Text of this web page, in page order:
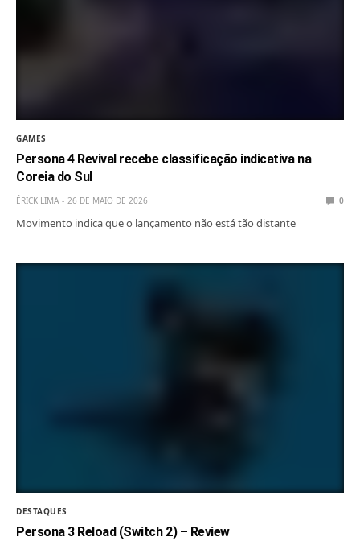
GAMES
Persona 4 Revival recebe classificação indicativa na
Coreia do Sul
ÉRICK LIMA 26 DE MAIO DE 2026 0
Movimento indica que o lançamento não está tão distante
DESTAQUES
Persona 3 Reload (Switch 2) – Review